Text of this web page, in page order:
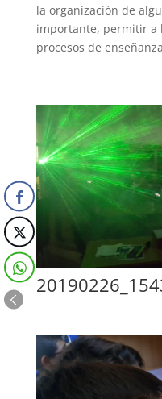
la organización de
importante, permitir a
procesos de